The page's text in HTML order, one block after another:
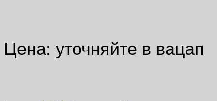
Цена: уточняйте в вацап